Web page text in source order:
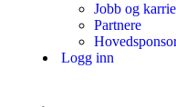
Jobb og
Partnere
Logg inn